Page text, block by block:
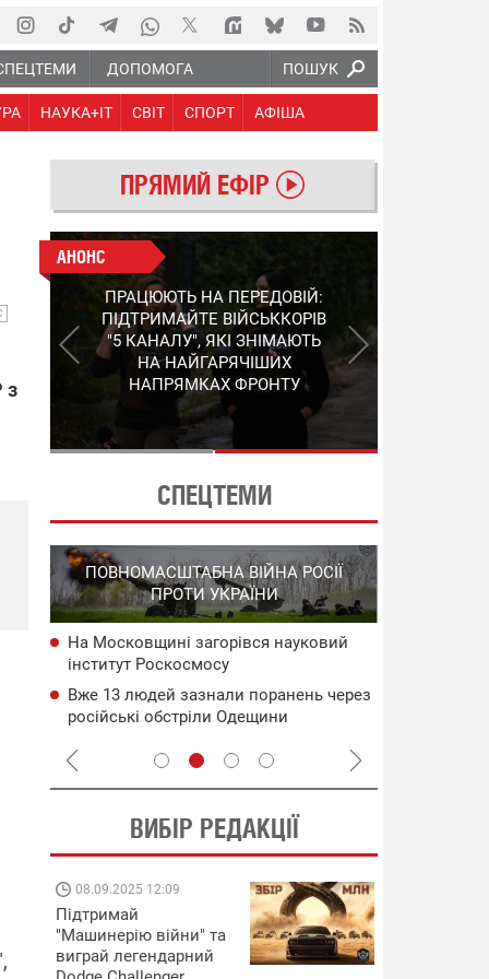
ПОШУК
ДОПОМОГА
НАУКА+IT СВІТ СПОРТ АФІША
з
ПРЯМИЙ ЕФІР
АНОНС
КІНЕЦЬ ВОРОЖИМ
"МОЛНІЯМ" ТА FPV: ЯК
УКРАЇНСЬКИЙ STEP-3
ЗМІНЮЄ ПРАВИЛА ГРИ –
ПОДРОБИЦІ ПРО
ПЕРЕХОПЛЮВАЧ
АНОНС
ПРАЦЮЮТЬ НА ПЕРЕДОВІЙ:
ПІДТРИМАЙТЕ ВІЙСЬККОРІВ
"5 КАНАЛУ", ЯКІ ЗНІМАЮТЬ
НА НАЙГАРЯЧІШИХ
НАПРЯМКАХ ФРОНТУ
СПЕЦТЕМИ
ПОВНОМАСШТАБНА ВІЙНА РОСІЇ
ПРОТИ УКРАЇНИ
На Московщині загорівся науковий
інститут Роскосмосу
Вже 13 людей зазнали поранень через
російські обстріли Одещини
ВИБІР РЕДАКЦІЇ
08.09.2025 12:09
Підтримай
"Машинерію війни" та
виграй легендарний